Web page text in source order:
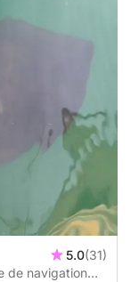
5.0(31)
de navigation